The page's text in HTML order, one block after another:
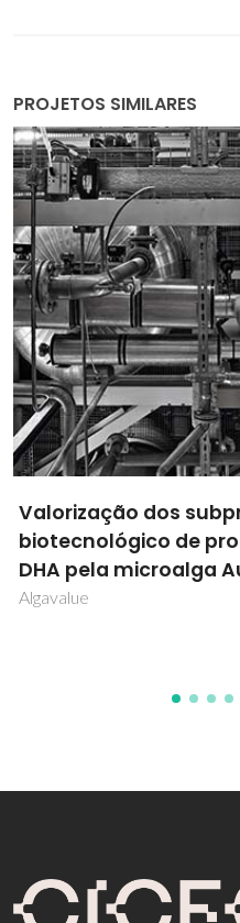
PROJETOS SIMILARES
EJD-FUNMAT -
Functional Materials
EJD-FUNMAT